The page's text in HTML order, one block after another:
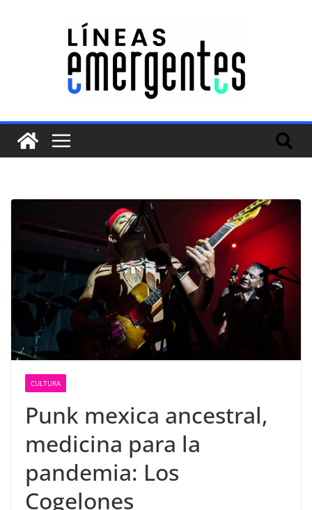
CULTURA
Punk mexica ancestral,
medicina para la
pandemia: Los
Cogelones